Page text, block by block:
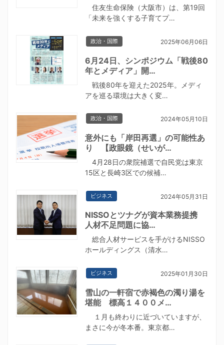
住友生命保険（大阪市）は、第19回
「未来を強くする子育てプ…
政治・国際 2025年06月06日
6月24日、シンポジウム「戦後80
年とメディア」開…
戦後80年を迎えた2025年。メディ
アを巡る環境は大きく変…
政治・国際 2024年05月10日
意外にも「岸田再選」の可能性あ
り 【政眼鏡（せいが…
4月28日の衆院補選で自民党は東京
15区と長崎3区での候補…
ビジネス 2024年05月31日
NISSOとツナグが資本業務提携
人材不足問題に協…
総合人材サービスを手がけるNISSO
ホールディングス（清水…
ビジネス 2025年01月30日
雪山の一軒宿で赤褐色の濁り湯を
堪能 標高１４００メ…
１月も終わりに近づいていますが、
まさに今が冬本番。東京都…